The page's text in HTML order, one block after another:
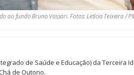
ao fundo Bruno Vassari. Fotos: Letícia Teixeira /
de Saúde e Educação) da Terceira
de Outono.